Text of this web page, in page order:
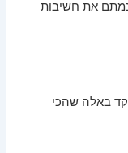
את חשיבות
באלה שהכי